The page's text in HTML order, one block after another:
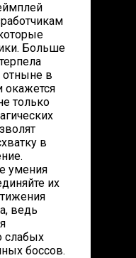
Больше
отныне в
только
в
умения
их
ведь
слабых
боссов.